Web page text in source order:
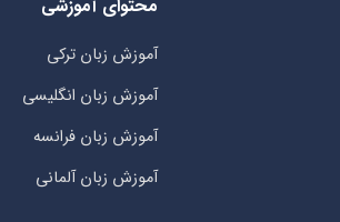
محتوای آموزشی
آموزش زبان ترکی
آموزش زبان انگلیسی
آموزش زبان فرانسه
آموزش زبان آلمانی